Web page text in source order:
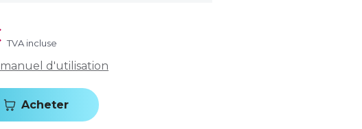
TVA incluse
d'utilisation
Acheter